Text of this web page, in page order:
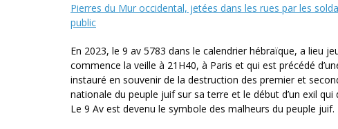
Pierres du Mur occidental, jetées dans les rues par les
public
En 2023, le 9 av 5783 dans le calendrier hébraïque, a lieu
commence la veille à 21H40, à Paris et qui est précédé
instauré en souvenir de la destruction des premier et
nationale du peuple juif sur sa terre et le début d’un exil qui
Le 9 Av est devenu le symbole des malheurs du peuple juif.